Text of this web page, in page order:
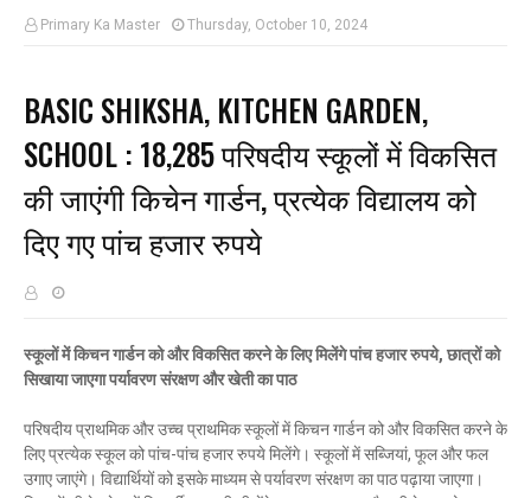
Primary Ka Master Thursday, October 10, 2024
BASIC SHIKSHA, KITCHEN GARDEN,
SCHOOL : 18,285 परिषदीय स्कूलों में विकसित
की जाएंगी किचेन गार्डन, प्रत्येक विद्यालय को
दिए गए पांच हजार रुपये
स्कूलों में किचन गार्डन को और विकसित करने के लिए मिलेंगे पांच हजार रुपये, छात्रों को
सिखाया जाएगा पर्यावरण संरक्षण और खेती का पाठ
परिषदीय प्राथमिक और उच्च प्राथमिक स्कूलों में किचन गार्डन को और विकसित करने के
लिए प्रत्येक स्कूल को पांच-पांच हजार रुपये मिलेंगे। स्कूलों में सब्जियां, फूल और फल
उगाए जाएंगे। विद्यार्थियों को इसके माध्यम से पर्यावरण संरक्षण का पाठ पढ़ाया जाएगा।